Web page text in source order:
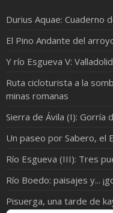
Durius Aquae: Cuaderno
El Pino Andante del
Y río Esgueva V:
Ruta cicloturista a la
minas romanas
Sierra de Ávila (I): Gorría
Un paseo por Sabero, el
Río Esgueva (III): Tres
Río Boedo: paisajes y...
Pisuerga, una tarde de